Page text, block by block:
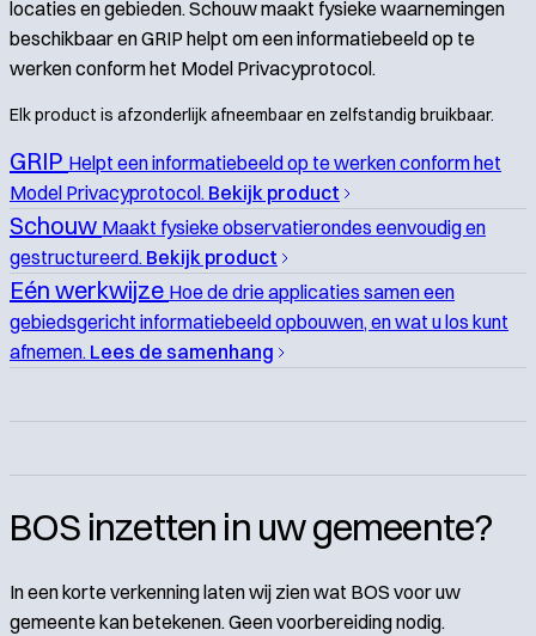
locaties en gebieden. Schouw maakt fysieke waarnemingen
beschikbaar en GRIP helpt om een informatiebeeld op te
werken conform het Model Privacyprotocol.
Elk product is afzonderlijk afneembaar en zelfstandig bruikbaar.
GRIP Helpt een informatiebeeld op te werken conform het
Model Privacyprotocol. Bekijk product
Schouw Maakt fysieke observatierondes eenvoudig en
gestructureerd. Bekijk product
Eén werkwijze Hoe de drie applicaties samen een
gebiedsgericht informatiebeeld opbouwen, en wat u los kunt
afnemen. Lees de samenhang
BOS inzetten in uw gemeente?
In een korte verkenning laten wij zien wat BOS voor uw
gemeente kan betekenen. Geen voorbereiding nodig.